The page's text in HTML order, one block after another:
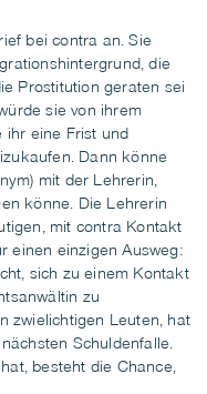
bei contra an. Sie
die
Prostitution geraten sei
sie von ihrem
ihr eine Frist und
Dann könne
mit der Lehrerin,
könne. Die Lehrerin
mit contra Kontakt
einen einzigen Ausweg:
sich zu einem Kontakt
zu
zwielichtigen Leuten, hat
Schuldenfalle.
besteht die Chance,